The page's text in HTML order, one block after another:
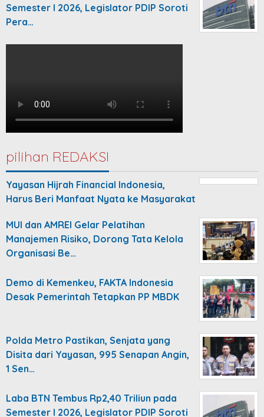
Semester I 2026, Legislator PDIP Soroti
Pera…
pilihan REDAKSI
Yayasan Hijrah Financial Indonesia,
Harus Beri Manfaat Nyata ke Masyarakat
MUI dan AMREI Gelar Pelatihan
Manajemen Risiko, Dorong Tata Kelola
Organisasi Be…
Demo di Kemenkeu, FAKTA Indonesia
Desak Pemerintah Tetapkan PP MBDK
Polda Metro Pastikan, Senjata yang
Disita dari Yayasan, 995 Senapan Angin,
1 Sen…
Laba BTN Tembus Rp2,40 Triliun pada
Semester I 2026, Legislator PDIP Soroti